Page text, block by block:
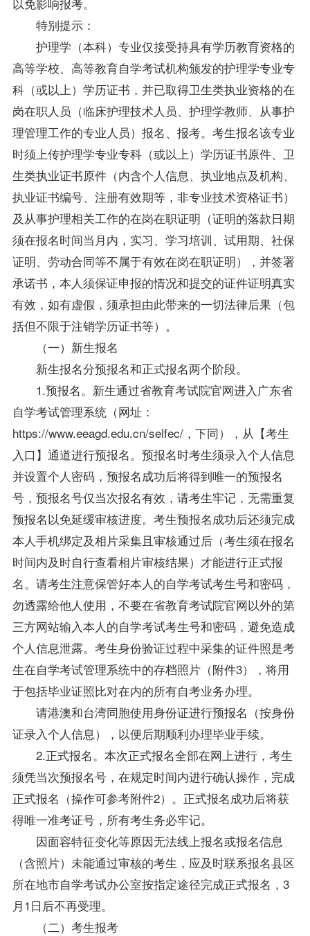
特别提示：
护理学（本科）专业仅接受持具有学历教育资格的
高等学校、高等教育自学考试机构颁发的护理学专业专
科（或以上）学历证书，并已取得卫生类执业资格的在
岗在职人员（临床护理技术人员、护理学教师、从事护
理管理工作的专业人员）报名、报考。考生报名该专业
时须上传护理学专业专科（或以上）学历证书原件、卫
生类执业证书原件（内含个人信息、执业地点及机构、
执业证书编号、注册有效期等，非专业技术资格证书）
及从事护理相关工作的在岗在职证明（证明的落款日期
须在报名时间当月内，实习、学习培训、试用期、社保
证明、劳动合同等不属于有效在岗在职证明），并签署
承诺书，本人须保证申报的情况和提交的证件证明真实
有效，如有虚假，须承担由此带来的一切法律后果（包
括但不限于注销学历证书等）。
（一）新生报名
新生报名分预报名和正式报名两个阶段。
1.预报名。新生通过省教育考试院官网进入广东省
自学考试管理系统（网址：
https://www.eeagd.edu.cn/selfec/，下同），从【考生
入口】通道进行预报名。预报名时考生须录入个人信息
并设置个人密码，预报名成功后将得到唯一的预报名
号，预报名号仅当次报名有效，请考生牢记，无需重复
预报名以免延缓审核进度。考生预报名成功后还须完成
本人手机绑定及相片采集且审核通过后（考生须在报名
时间内及时自行查看相片审核结果）才能进行正式报
名。请考生注意保管好本人的自学考试考生号和密码，
勿透露给他人使用，不要在省教育考试院官网以外的第
三方网站输入本人的自学考试考生号和密码，避免造成
个人信息泄露。考生身份验证过程中采集的证件照是考
生在自学考试管理系统中的存档照片（附件3），将用
于包括毕业证照比对在内的所有自考业务办理。
请港澳和台湾同胞使用身份证进行预报名（按身份
证录入个人信息），以便后期顺利办理毕业手续。
2.正式报名。本次正式报名全部在网上进行，考生
须凭当次预报名号，在规定时间内进行确认操作，完成
正式报名（操作可参考附件2）。正式报名成功后将获
得唯一准考证号，所有考生务必牢记。
因面容特征变化等原因无法线上报名或报名信息
（含照片）未能通过审核的考生，应及时联系报名县区
所在地市自学考试办公室按指定途径完成正式报名，3
月1日后不再受理。
（二）考生报考